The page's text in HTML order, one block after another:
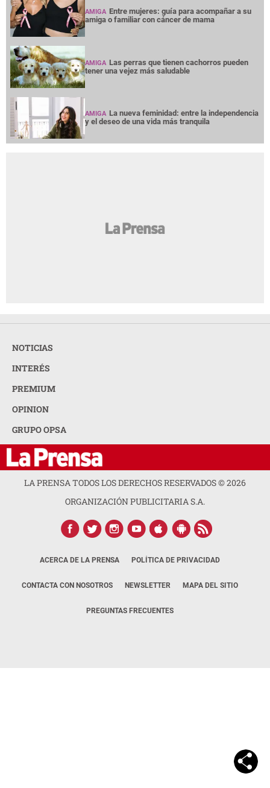
AMIGA Entre mujeres: guía para acompañar a su
amiga o familiar con cáncer de mama
AMIGA Las perras que tienen cachorros pueden
tener una vejez más saludable
AMIGA La nueva feminidad: entre la independencia
y el deseo de una vida más tranquila
NOTICIAS
INTERÉS
PREMIUM
OPINION
GRUPO OPSA
LA PRENSA TODOS LOS DERECHOS RESERVADOS ©2026
ORGANIZACIÓN PUBLICITARIA S.A.
ACERCA DE LA PRENSA POLÍTICA DE PRIVACIDAD
CONTACTA CON NOSOTROS NEWSLETTER MAPA DEL SITIO
PREGUNTAS FRECUENTES